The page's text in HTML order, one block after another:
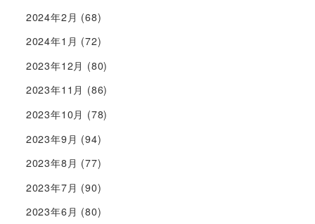
2024年2月 (68)
2024年1月 (72)
2023年12月 (80)
2023年11月 (86)
2023年10月 (78)
2023年9月 (94)
2023年8月 (77)
2023年7月 (90)
2023年6月 (80)